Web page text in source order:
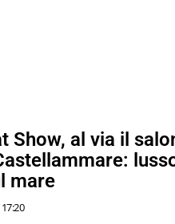
Show, al via il
mare